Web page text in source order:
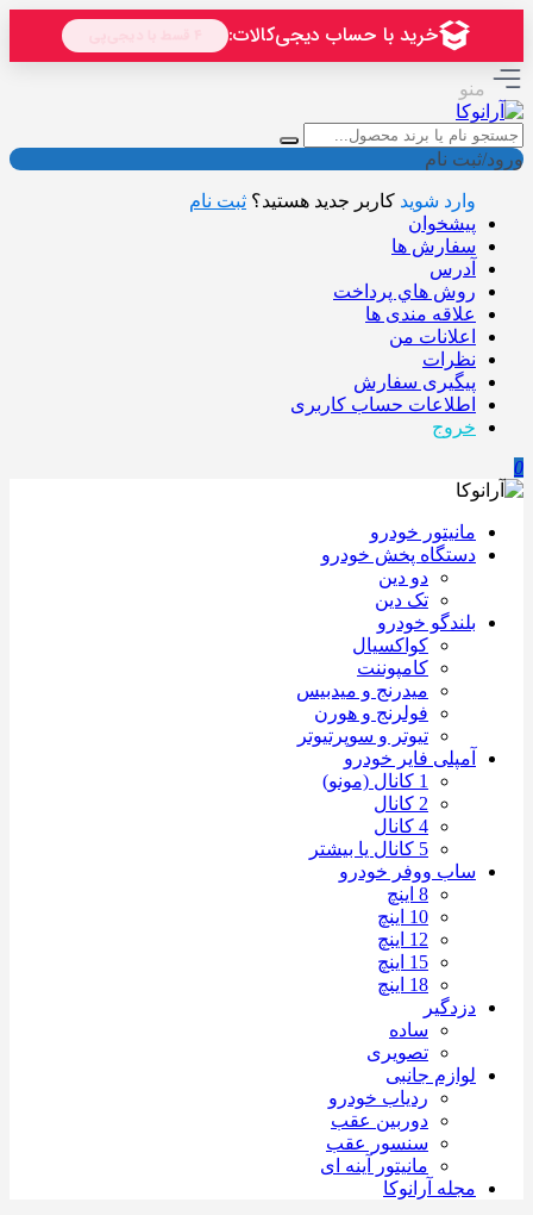
منو
ورود/ثبت نام
وارد شوید کاربر جدید هستید؟ ثبت نام
پیشخوان
سفارش ها
آدرس
روش هاي پرداخت
علاقه مندی ها
اعلانات من
نظرات
پیگیری سفارش
اطلاعات حساب كاربری
خروج
0
مانیتور خودرو
دستگاه پخش خودرو
دو دین
تک دین
بلندگو خودرو
کواکسیال
کامپوننت
میدرنج و میدبیس
فولرنج و هورن
تیوتر و سوپرتیوتر
آمپلی فایر خودرو
1 کانال (مونو)
2 کانال
4 کانال
5 کانال یا بیشتر
ساب ووفر خودرو
8 اینچ
10 اینچ
12 اینچ
15 اینچ
18 اینچ
دزدگیر
ساده
تصویری
لوازم جانبی
ردیاب خودرو
دوربین عقب
سنسور عقب
مانیتور آینه ای
مجله آرانوکا